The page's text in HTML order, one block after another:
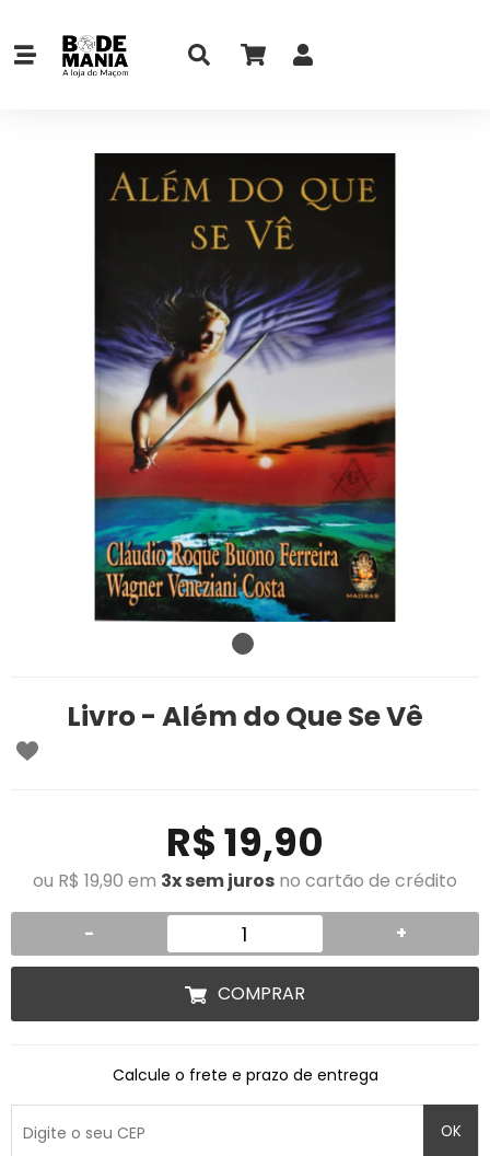
Livro - Além do Que Se Vê
R$ 19,90
ou R$ 19,90 em 3x sem juros no cartão de crédito
- +
COMPRAR
Calcule o frete e prazo de entrega
OK